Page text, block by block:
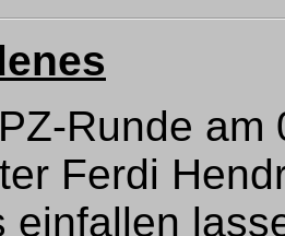
Runde
Ferdi
einfallen